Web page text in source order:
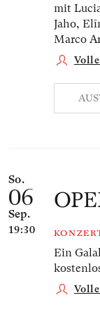
mit
Jaho,
Marco
So.
06
Sep.
19:30
Ein